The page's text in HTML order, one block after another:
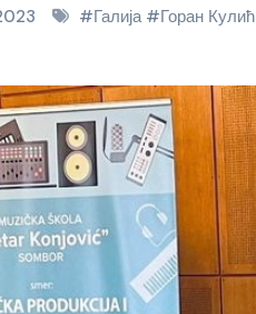
#Галија#Горан Кулић